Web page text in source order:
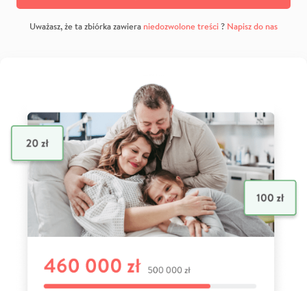
Uważasz, że ta zbiórka zawiera niedozwolone treści? Napisz do nas